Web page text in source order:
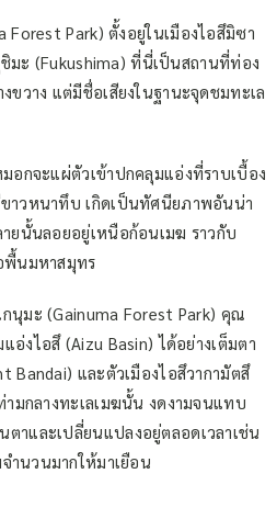
Forest Park) ตั้งอยู่ในเมืองไอสึมิซา
มะ (Fukushima) ที่นี่เป็นสถานที่ท่อง
ขวาง แต่มีชื่อเสียงในฐานะจุดชมทะเล
อกจะแผ่ตัวเข้าปกคลุมแอ่งที่ราบเบื้อง
าวหนาทึบ เกิดเป็นทัศนียภาพอันน่า
ยนั้นลอยอยู่เหนือก้อนเมฆ ราวกับ
พื้นมหาสมุทร
นุมะ (Gainuma Forest Park) คุณ
งไอสึ (Aizu Basin) ได้อย่างเต็มตา
และตัวเมืองไอสึวากามัตสึ
มกลางทะเลเมฆนั้น งดงามจนแทบ
าและเปลี่ยนแปลงอยู่ตลอดเวลาเช่น
ำนวนมากให้มาเยือน